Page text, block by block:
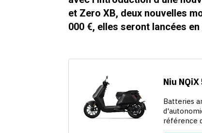
et Zero XB, deux nouvelles
000 €, elles seront lancées en